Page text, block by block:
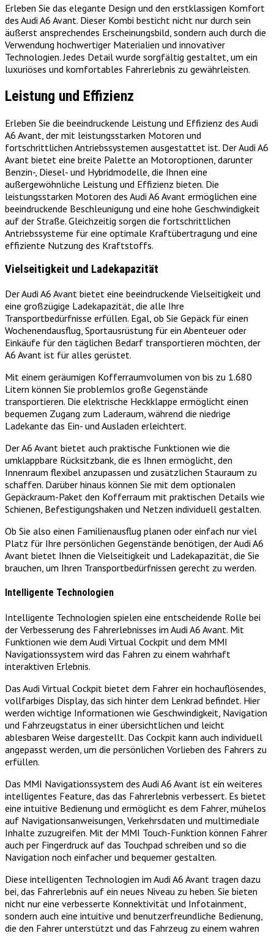
Erleben Sie das elegante Design und den erstklassigen Komfort
des Audi A6 Avant. Dieser Kombi besticht nicht nur durch sein
äußerst ansprechendes Erscheinungsbild, sondern auch durch die
Verwendung hochwertiger Materialien und innovativer
Technologien. Jedes Detail wurde sorgfältig gestaltet, um ein
luxuriöses und komfortables Fahrerlebnis zu gewährleisten.
Leistung und Effizienz
Erleben Sie die beeindruckende Leistung und Effizienz des Audi
A6 Avant, der mit leistungsstarken Motoren und
fortschrittlichen Antriebssystemen ausgestattet ist. Der Audi A6
Avant bietet eine breite Palette an Motoroptionen, darunter
Benzin-, Diesel- und Hybridmodelle, die Ihnen eine
außergewöhnliche Leistung und Effizienz bieten. Die
leistungsstarken Motoren des Audi A6 Avant ermöglichen eine
beeindruckende Beschleunigung und eine hohe Geschwindigkeit
auf der Straße. Gleichzeitig sorgen die fortschrittlichen
Antriebssysteme für eine optimale Kraftübertragung und eine
effiziente Nutzung des Kraftstoffs.
Vielseitigkeit und Ladekapazität
Der Audi A6 Avant bietet eine beeindruckende Vielseitigkeit und
eine großzügige Ladekapazität, die alle Ihre
Transportbedürfnisse erfüllen. Egal, ob Sie Gepäck für einen
Wochenendausflug, Sportausrüstung für ein Abenteuer oder
Einkäufe für den täglichen Bedarf transportieren möchten, der
A6 Avant ist für alles gerüstet.
Mit einem geräumigen Kofferraumvolumen von bis zu 1.680
Litern können Sie problemlos große Gegenstände
transportieren. Die elektrische Heckklappe ermöglicht einen
bequemen Zugang zum Laderaum, während die niedrige
Ladekante das Ein- und Ausladen erleichtert.
Der A6 Avant bietet auch praktische Funktionen wie die
umklappbare Rücksitzbank, die es Ihnen ermöglicht, den
Innenraum flexibel anzupassen und zusätzlichen Stauraum zu
schaffen. Darüber hinaus können Sie mit dem optionalen
Gepäckraum-Paket den Kofferraum mit praktischen Details wie
Schienen, Befestigungshaken und Netzen individuell gestalten.
Ob Sie also einen Familienausflug planen oder einfach nur viel
Platz für Ihre persönlichen Gegenstände benötigen, der Audi A6
Avant bietet Ihnen die Vielseitigkeit und Ladekapazität, die Sie
brauchen, um Ihren Transportbedürfnissen gerecht zu werden.
Intelligente Technologien
Intelligente Technologien spielen eine entscheidende Rolle bei
der Verbesserung des Fahrerlebnisses im Audi A6 Avant. Mit
Funktionen wie dem Audi Virtual Cockpit und dem MMI
Navigationssystem wird das Fahren zu einem wahrhaft
interaktiven Erlebnis.
Das Audi Virtual Cockpit bietet dem Fahrer ein hochauflösendes,
vollfarbiges Display, das sich hinter dem Lenkrad befindet. Hier
werden wichtige Informationen wie Geschwindigkeit, Navigation
und Fahrzeugstatus in einer übersichtlichen und leicht
ablesbaren Weise dargestellt. Das Cockpit kann auch individuell
angepasst werden, um die persönlichen Vorlieben des Fahrers zu
erfüllen.
Das MMI Navigationssystem des Audi A6 Avant ist ein weiteres
intelligentes Feature, das das Fahrerlebnis verbessert. Es bietet
eine intuitive Bedienung und ermöglicht es dem Fahrer, mühelos
auf Navigationsanweisungen, Verkehrsdaten und multimediale
Inhalte zuzugreifen. Mit der MMI Touch-Funktion können Fahrer
auch per Fingerdruck auf das Touchpad schreiben und so die
Navigation noch einfacher und bequemer gestalten.
Diese intelligenten Technologien im Audi A6 Avant tragen dazu
bei, das Fahrerlebnis auf ein neues Niveau zu heben. Sie bieten
nicht nur eine verbesserte Konnektivität und Infotainment,
sondern auch eine intuitive und benutzerfreundliche Bedienung,
die den Fahrer unterstützt und das Fahrzeug zu einem wahren